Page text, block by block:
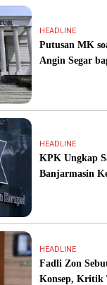
HEADLINE
Putusan MK
Angin Segar
HEADLINE
KPK Ungkap
Banjarmasin
HEADLINE
Fadli Zon
Konsep, Kritik